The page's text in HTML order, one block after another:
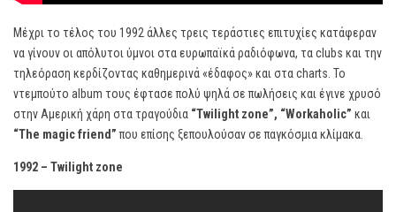
Μέχρι το τέλος του 1992 άλλες τρεις τεράστιες επιτυχίες κατάφεραν
να γίνουν οι απόλυτοι ύμνοι στα ευρωπαϊκά ραδιόφωνα, τα clubs και την
τηλεόραση κερδίζοντας καθημερινά «έδαφος» και στα charts. Το
ντεμπούτο album τους έφτασε πολύ ψηλά σε πωλήσεις και έγινε χρυσό
στην Αμερική χάρη στα τραγούδια “Twilight zone”, “Workaholic” και
“The magicfriend”που επίσης ξεπουλούσαν σε παγκόσμια κλίμακα.
1992 – Twilight zone